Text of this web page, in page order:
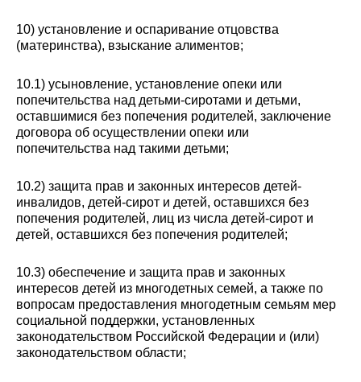
10) установление и оспаривание отцовства
(материнства), взыскание алиментов;
10.1) усыновление, установление опеки или
попечительства над детьми-сиротами и детьми,
оставшимися без попечения родителей, заключение
договора об осуществлении опеки или
попечительства над такими детьми;
10.2) защита прав и законных интересов детей-
инвалидов, детей-сирот и детей, оставшихся без
попечения родителей, лиц из числа детей-сирот и
детей, оставшихся без попечения родителей;
10.3) обеспечение и защита прав и законных
интересов детей из многодетных семей, а также по
вопросам предоставления многодетным семьям мер
социальной поддержки, установленных
законодательством Российской Федерации и (или)
законодательством области;